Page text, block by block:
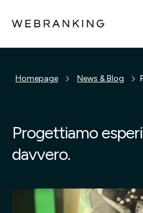
Build
Bridge
Homepage News & Blog
Progettiamo
davvero.